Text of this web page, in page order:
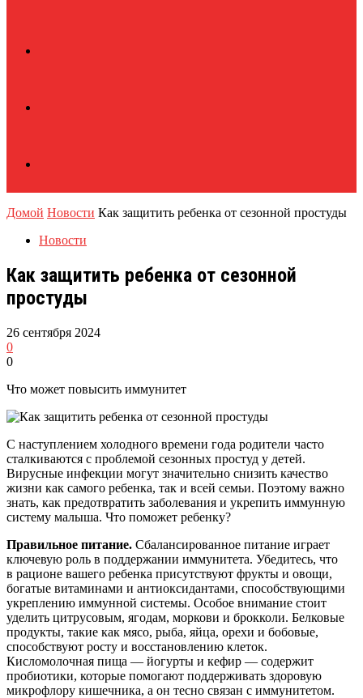
Домой Новости Как защитить ребенка от сезонной простуды
Новости
Как защитить ребенка от сезонной
простуды
26 сентября 2024
0
0
Что может повысить иммунитет
С наступлением холодного времени года родители часто
сталкиваются с проблемой сезонных простуд у детей.
Вирусные инфекции могут значительно снизить качество
жизни как самого ребенка, так и всей семьи. Поэтому важно
знать, как предотвратить заболевания и укрепить иммунную
систему малыша. Что поможет ребенку?
Правильное питание. Сбалансированное питание играет
ключевую роль в поддержании иммунитета. Убедитесь, что
в рационе вашего ребенка присутствуют фрукты и овощи,
богатые витаминами и антиоксидантами, способствующими
укреплению иммунной системы. Особое внимание стоит
уделить цитрусовым, ягодам, моркови и брокколи. Белковые
продукты, такие как мясо, рыба, яйца, орехи и бобовые,
способствуют росту и восстановлению клеток.
Кисломолочная пища — йогурты и кефир — содержит
пробиотики, которые помогают поддерживать здоровую
микрофлору кишечника, а он тесно связан с иммунитетом.